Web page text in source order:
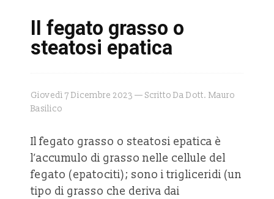
II fegato grasso o
steatosi epatica
Giovedì 7 Dicembre 2023 — Scritto Da Dott. Mauro
Basilico
Il fegato grasso o steatosi epatica è
l’accumulo di grasso nelle cellule del
fegato (epatociti); sono i trigliceridi (un
tipo di grasso che deriva dai